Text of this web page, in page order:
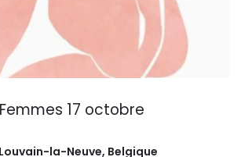
17 octobre
la-Neuve, Belgique